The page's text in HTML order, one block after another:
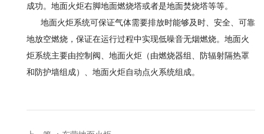
成功。地面火炬右脚地面燃烧塔或者是地面焚烧塔等等。
地面火炬系统可保证气体需要排放时能够及时、安全、可靠
地放空燃烧，保证在运行过程中实现低噪音无烟燃烧。地面火
炬系统主要由控制阀、地面火炬（由燃烧器组、防辐射隔热罩
和防护墙组成）、地面火炬自动点火系统组成。